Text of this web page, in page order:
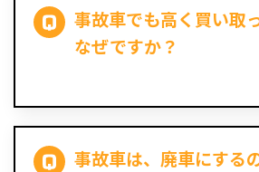
事故車でも高く買い取
なぜですか？
事故車は、廃車にする